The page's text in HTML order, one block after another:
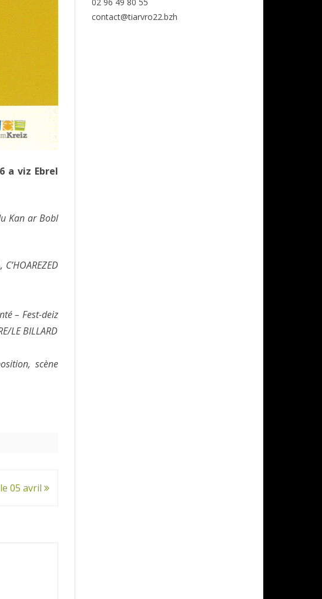
a viz Ebrel
Kan ar Bobl
– Fest-deiz
LE BILLARD
scène
05 avril
contact@tiarvro22.bzh